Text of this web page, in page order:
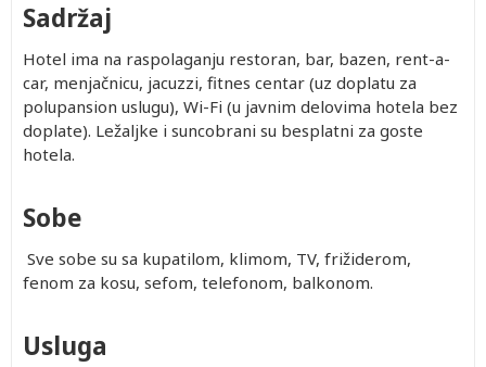
Sadržaj
Hotel ima na raspolaganju restoran, bar, bazen, rent-a-
car, menjačnicu, jacuzzi, fitnes centar (uz doplatu za
polupansion uslugu), Wi-Fi (u javnim delovima hotela bez
doplate). Ležaljke i suncobrani su besplatni za goste
hotela.
Sobe
Sve sobe su sa kupatilom, klimom, TV, frižiderom,
fenom za kosu, sefom, telefonom, balkonom.
Usluga